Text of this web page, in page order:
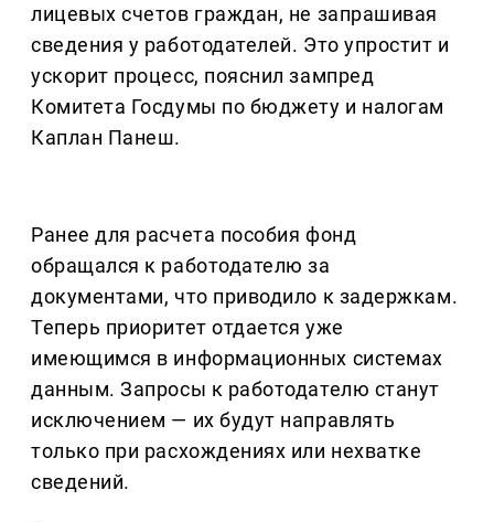
лицевых счетов граждан, не запрашивая
сведения у работодателей. Это упростит и
ускорит процесс, пояснил зампред
Комитета Госдумы по бюджету и налогам
Каплан Панеш.
Ранее для расчета пособия фонд
обращался к работодателю за
документами, что приводило к задержкам.
Теперь приоритет отдается уже
имеющимся в информационных системах
данным. Запросы к работодателю станут
исключением — их будут направлять
только при расхождениях или нехватке
сведений.